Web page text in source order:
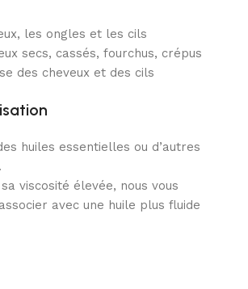
les ongles et les cils
secs, cassés, fourchus, crépus
des cheveux et des cils
huiles essentielles ou d’autres
viscosité élevée, nous vous
avec une huile plus fluide